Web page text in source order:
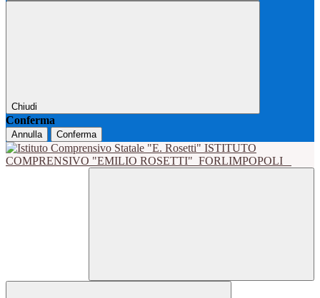
Chiudi
Conferma
Annulla Conferma
ISTITUTO
COMPRENSIVO "EMILIO ROSETTI" FORLIMPOPOLI